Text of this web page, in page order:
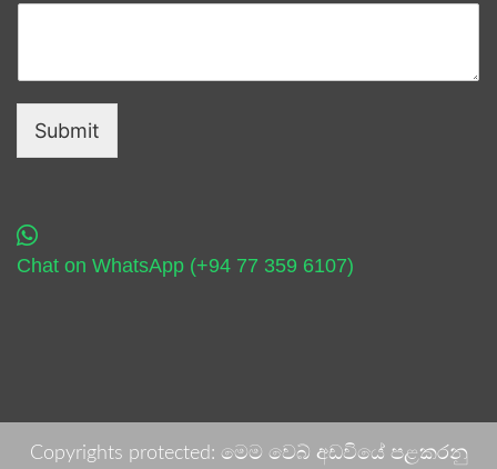
Submit
Chat on WhatsApp (+94 77 359 6107)
Copyrights protected: මෙම වෙබ් අඩවියේ පළකරනු